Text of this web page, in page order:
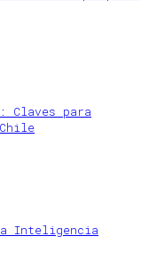
Claves para
Inteligencia